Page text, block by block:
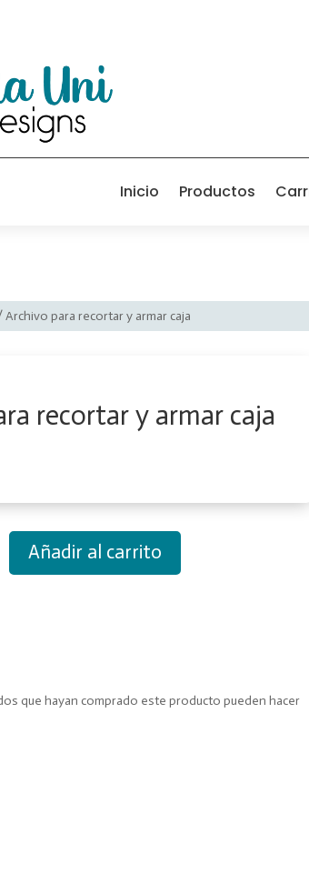
Inicio Productos
Archivo para recortar y armar caja
recortar y armar caja
Añadir al carrito
que hayan comprado este producto pueden hacer